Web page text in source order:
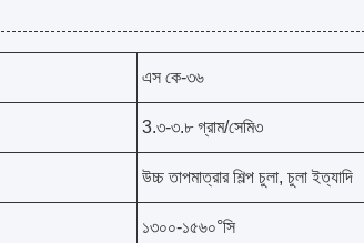
এস কে-৩৬
3.৩-৩.৮ গ্রাম/সেমি৩
উচ্চ তাপমাত্রার শিল্প চুলা, চুলা ইত্যাদি
১৩০০-১৫৬০°সি